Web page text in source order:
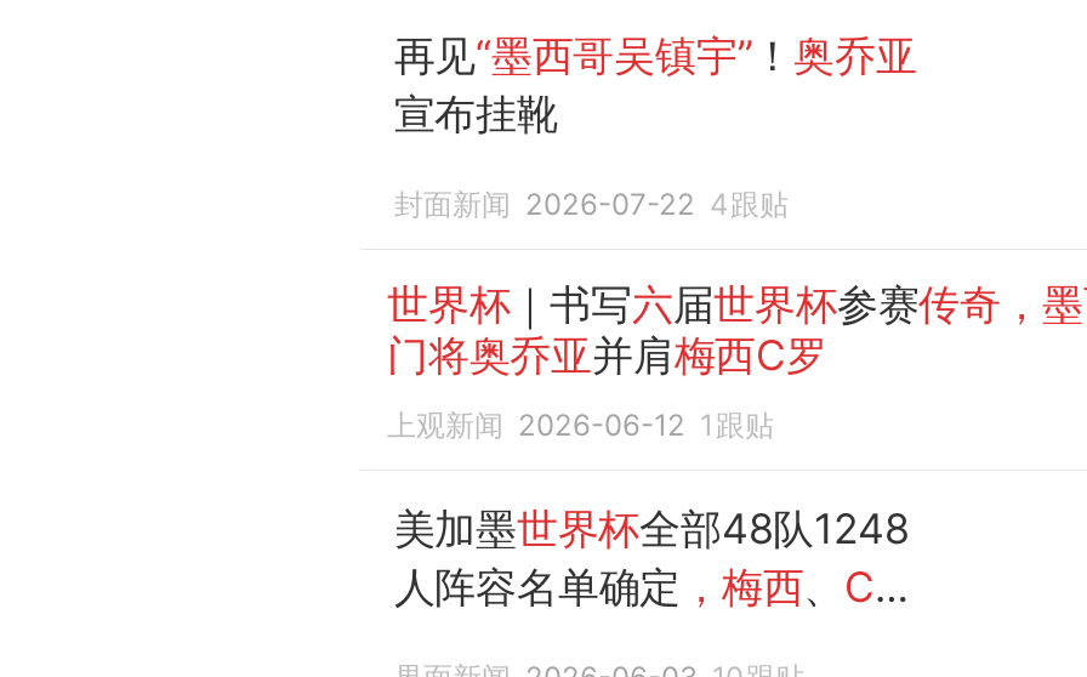
再见“墨西哥吴镇宇” ！ 奥乔亚
宣布挂靴
封面新闻 2026-07-22 4跟贴
世界杯｜书写六届世界杯参赛传奇，
门将奥乔亚并肩梅西C罗
上观新闻 2026-06-12 1 跟贴
美加墨世界杯全部48队1248
人阵容名单确定 ，梅西、 C